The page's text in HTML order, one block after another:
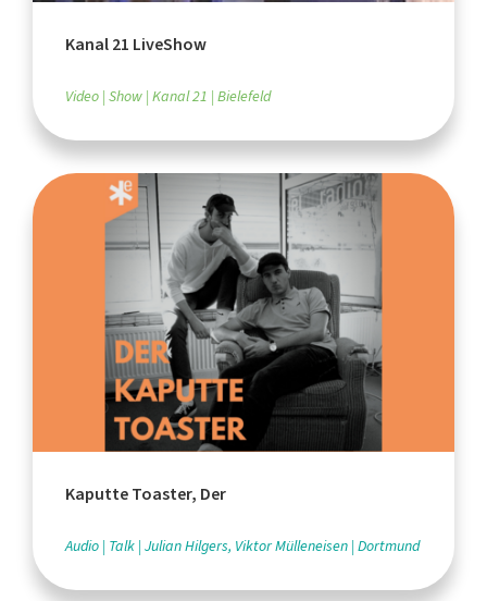
Kanal 21 LiveShow
Video Show Kanal 21 Bielefeld
Kaputte Toaster, Der
Audio Talk Julian Hilgers, Viktor Mülleneisen Dortmund